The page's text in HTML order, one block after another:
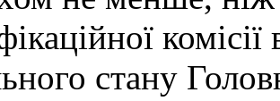
комісії
стану